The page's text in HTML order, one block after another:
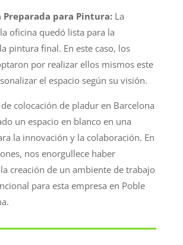
Preparada para Pintura:La
oficina quedó lista para la
pintura final. En este caso, los
por realizar ellos mismos este
el espacio según su visión.
colocación de pladur en Barcelona
un espacio en blanco en una
la innovación y la colaboración. En
nos enorgullece haber
creación de un ambiente de trabajo
para esta empresa en Poble